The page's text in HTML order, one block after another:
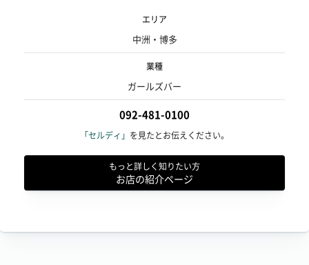
エリア
中洲・博多
業種
ガールズバー
092-481-0100
「セルディ」 を見たとお伝えください。
もっと詳しく知りたい方
お店の紹介ページ